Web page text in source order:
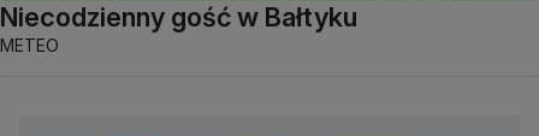
Niecodzienny gość w Bałtyku
METEO